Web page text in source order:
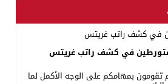
في كشف راتب غريتس